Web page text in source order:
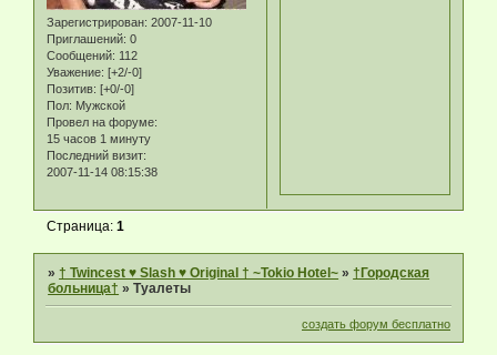
Зарегистрирован: 2007-11-10
Приглашений: 0
Сообщений: 112
Уважение: [+2/-0]
Позитив: [+0/-0]
Пол: Мужской
Провел на форуме:
15 часов 1 минуту
Последний визит:
2007-11-14 08:15:38
Страница:1
»† Twincest ♥ Slash ♥ Original † ~Tokio Hotel~ »†Городская
больница† »Туалеты
создать форум бесплатно